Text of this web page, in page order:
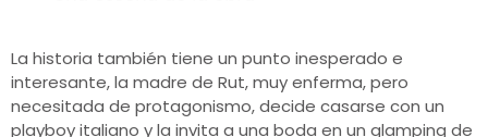
La historia también tiene un punto inesperado e
interesante, la madre de Rut, muy enferma, pero
necesitada de protagonismo, decide casarse con un
playboy italiano y la invita a una boda en un glamping de